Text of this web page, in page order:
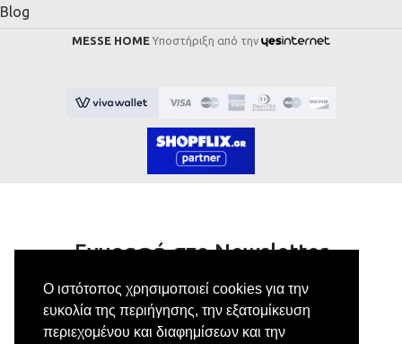
Ο ιστότοπος χρησιμοποιεί cookies για την
ευκολία της περιήγησης, την εξατομίκευση
περιεχομένου και διαφημίσεων και την
Blog
MESSE HOME Υποστήριξη από την
Εγγραφή στο Newsletter
Κάνε εγγραφή στο newsletter μας για να
λαμβάνεις αποκλειστικές προσφορές.